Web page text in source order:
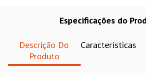
Especificações do
Descrição Do
Produto
Características